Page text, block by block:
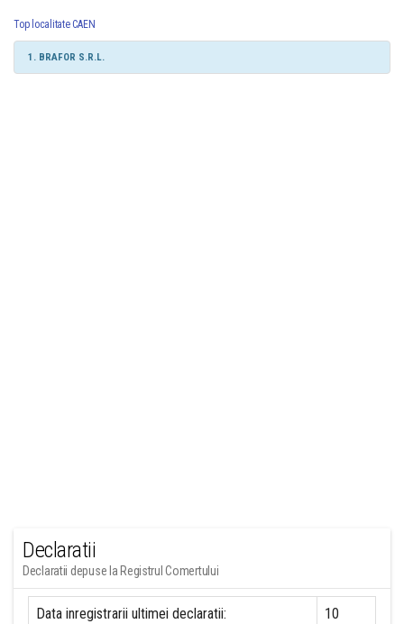
Top localitate CAEN
1. BRAFOR S.R.L.
Declaratii
Declaratii depuse la Registrul Comertului
Data inregistrarii ultimei declaratii:
10